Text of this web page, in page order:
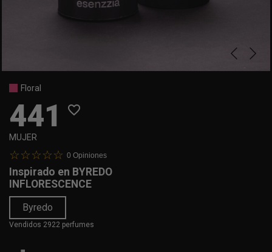
Floral
441 favorite_border
MUJER
0 Opiniones
Inspirado en BYREDO
INFLORESCENCE
Byredo
Vendidos 2922 perfumes